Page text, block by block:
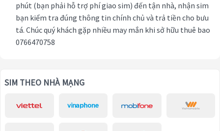
phút (bạn phải hỗ trợ phí giao sim) đến tận nhà, nhận sim
bạn kiểm tra đúng thông tin chính chủ và trả tiền cho bưu
tá. Chúc quý khách gặp nhiều may mắn khi sở hữu thuê bao
0766470758
SIM THEO NHÀ MẠNG